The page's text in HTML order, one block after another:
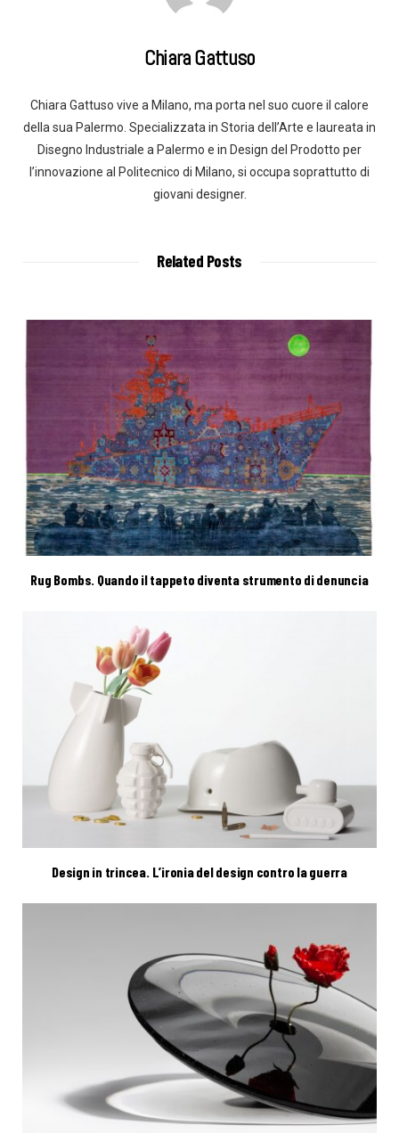
Chiara Gattuso
Chiara Gattuso vive a Milano, ma porta nel suo cuore il calore
della sua Palermo. Specializzata in Storia dell’Arte e laureata in
Disegno Industriale a Palermo e in Design del Prodotto per
l’innovazione al Politecnico di Milano, si occupa soprattutto di
giovani designer.
Related Posts
Rug Bombs. Quando il tappeto diventa strumento di denuncia
Design in trincea. L’ironia del design contro la guerra